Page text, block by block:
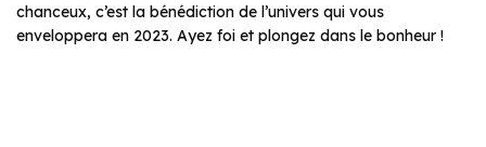
chanceux, c’est la bénédiction de l’univers qui vous
enveloppera en 2023. Ayez foi et plongez dans le bonheur !